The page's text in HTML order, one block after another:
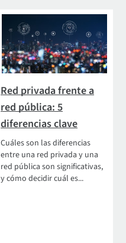
Red privada frente a
red pública: 5
diferencias clave
Cuáles son las diferencias
entre una red privada y una
red pública son significativas,
y cómo decidir cuál es...